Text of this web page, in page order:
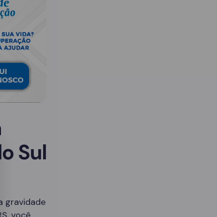
Sul
gravidade